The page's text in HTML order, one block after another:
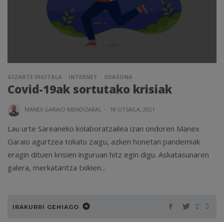
GIZARTE DIGITALA INTERNET OSASUNA
Covid-19ak sortutako krisiak
MANEX GARAIO MENDIZABAL · 18 OTSAILA, 2021
Lau urte Sareaneko kolaboratzailea izan ondoren Manex
Garaio agurtzea tokatu zaigu, azken honetan pandemiak
eragin dituen krisien inguruan hitz egin digu. Askatasunaren
galera, merkataritza txikien...
IRAKURRI GEHIAGO